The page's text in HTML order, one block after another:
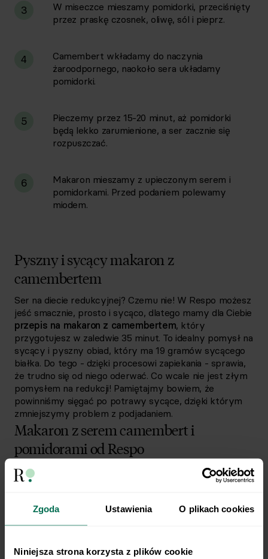
Zgoda Ustawienia O plikach cookies
Niniejsza strona korzysta z plików cookie
3
W miseczce mieszamy pomidorki, przeciśnięty
przez praskę czosnek, oliwę, sól i pieprz.
4
Camembert wkładamy do naczynia
żaroodpornego, naokoło sera układamy
pomidorki.
5
Pieczemy przez 15-20 minut, aż pomidorki
będą lekko zarumienione, a ser zacznie się
rozpuszczać.
6
Makaron mieszamy z upieczonym serem i
pomidorkami. Przed podaniem polewamy
miodem.
Pyszny i sycący makaron z
camembertem
Ser na diecie redukcyjnej? Czemu nie! W Respo możesz
jeść smacznie, prosto i sycąco, dlatego mamy dla Ciebie
przepis na makaron z camembertem, który
przygotujesz w zaledwie 35 minut. To idealny pomysł na
sycący i pyszny obiad, który ma 19 gramów sycącego
białka. Do tego - dzięki procesowi zapiekania - sprawia,
że trudno się od niego oderwać. Co wcale nie jest złym
pomysłem na redukcji! Pamiętajmy bowiem, że
powinniśmy sięgać po potrawy sycące, dzięki którym
zmniejszymy problem z podjadaniem.
Makaron z serem camembert i
pomidorami od Respo
W Respo uwielbiamy proste i smaczne przepisy. Takie,
których przygotowanie nie wymaga ani kupowania
Wszystkie te kryteria spełnia ten przepis na makaron
które mają ochotę na danie z konsystencją gładkiego